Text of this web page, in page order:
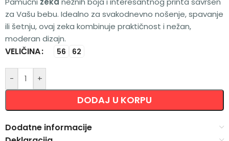
za Vašu bebu. Idealno za svakodnevno nošenje, spavanje
ili šetnju, ovaj zeka kombinuje praktičnost i nežan,
moderan dizajn.
VELIČINA 56 62
- +
DODAJ U KORPU
Alternative:
Dodatne informacije